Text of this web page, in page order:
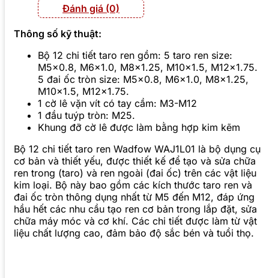
Đánh giá (0)
Thông số kỹ thuật:
Bộ 12 chi tiết taro ren gồm: 5 taro ren size:
M5×0.8, M6×1.0, M8×1.25, M10×1.5, M12×1.75.
5 đai ốc tròn size: M5×0.8, M6×1.0, M8×1.25,
M10×1.5, M12×1.75.
1 cờ lê vặn vít có tay cầm: M3-M12
1 đầu tuýp tròn: M25.
Khung đỡ cờ lê được làm bằng hợp kim kẽm
Bộ 12 chi tiết taro ren Wadfow WAJ1L01 là bộ dụng cụ
cơ bản và thiết yếu, được thiết kế để tạo và sửa chữa
ren trong (taro) và ren ngoài (đai ốc) trên các vật liệu
kim loại. Bộ này bao gồm các kích thước taro ren và
đai ốc tròn thông dụng nhất từ M5 đến M12, đáp ứng
hầu hết các nhu cầu tạo ren cơ bản trong lắp đặt, sửa
chữa máy móc và cơ khí. Các chi tiết được làm từ vật
liệu chất lượng cao, đảm bảo độ sắc bén và tuổi thọ.